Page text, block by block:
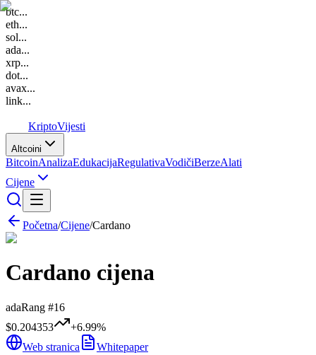
btc...
eth...
sol...
ada...
xrp...
dot...
avax...
link...
KriptoVijesti
Altcoini
BitcoinAnalizaEdukacijaRegulativaVodičiBerzeAlati
Cijene
Početna/Cijene/Cardano
Cardano cijena
adaRang #16
$0.204353
+6.99%
Web stranica
Whitepaper